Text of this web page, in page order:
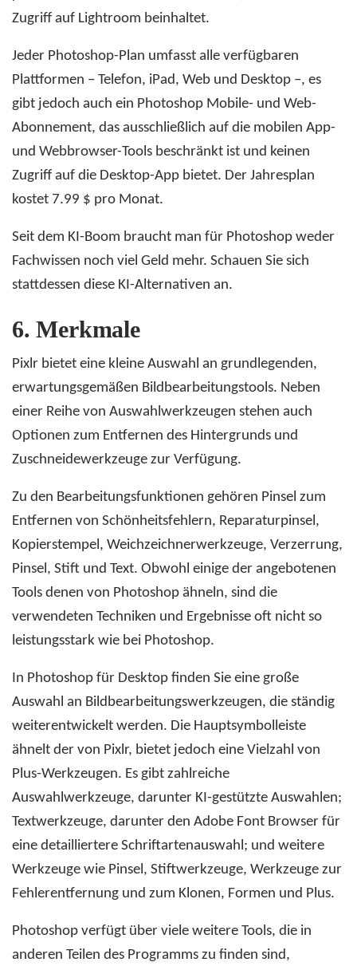
Zugriff auf Lightroom beinhaltet.
Jeder Photoshop-Plan umfasst alle verfügbaren
Plattformen – Telefon, iPad, Web und Desktop –, es
gibt jedoch auch ein Photoshop Mobile- und Web-
Abonnement, das ausschließlich auf die mobilen App-
und Webbrowser-Tools beschränkt ist und keinen
Zugriff auf die Desktop-App bietet. Der Jahresplan
kostet 7.99 $ pro Monat.
Seit dem KI-Boom braucht man für Photoshop weder
Fachwissen noch viel Geld mehr. Schauen Sie sich
stattdessen diese KI-Alternativen an.
6.Merkmale
Pixlr bietet eine kleine Auswahl an grundlegenden,
erwartungsgemäßen Bildbearbeitungstools. Neben
einer Reihe von Auswahlwerkzeugen stehen auch
Optionen zum Entfernen des Hintergrunds und
Zuschneidewerkzeuge zur Verfügung.
Zu den Bearbeitungsfunktionen gehören Pinsel zum
Entfernen von Schönheitsfehlern, Reparaturpinsel,
Kopierstempel, Weichzeichnerwerkzeuge, Verzerrung,
Pinsel, Stift und Text. Obwohl einige der angebotenen
Tools denen von Photoshop ähneln, sind die
verwendeten Techniken und Ergebnisse oft nicht so
leistungsstark wie bei Photoshop.
In Photoshop für Desktop finden Sie eine große
Auswahl an Bildbearbeitungswerkzeugen, die ständig
weiterentwickelt werden. Die Hauptsymbolleiste
ähnelt der von Pixlr, bietet jedoch eine Vielzahl von
Plus-Werkzeugen. Es gibt zahlreiche
Auswahlwerkzeuge, darunter KI-gestützte Auswahlen;
Textwerkzeuge, darunter den Adobe Font Browser für
eine detailliertere Schriftartenauswahl; und weitere
Werkzeuge wie Pinsel, Stiftwerkzeuge, Werkzeuge zur
Fehlerentfernung und zum Klonen, Formen und Plus.
Photoshop verfügt über viele weitere Tools, die in
anderen Teilen des Programms zu finden sind,